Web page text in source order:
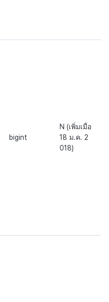
bigint
N (เพิ่มเมื่อ
18 ม.ค. 2
018)